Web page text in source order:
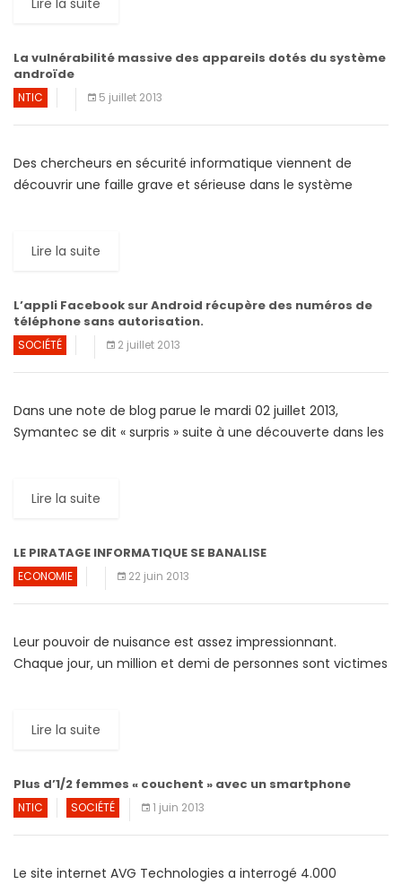
La vulnérabilité massive des appareils dotés du système
androïde
NTIC 5 juillet 2013
Des chercheurs en sécurité informatique viennent de
découvrir une faille grave et sérieuse dans le système
Lire la suite
L’appli Facebook sur Android récupère des numéros de
téléphone sans autorisation.
SOCIÉTÉ 2 juillet 2013
Dans une note de blog parue le mardi 02 juillet 2013,
Symantec se dit « surpris » suite à une découverte dans les
Lire la suite
LE PIRATAGE INFORMATIQUE SE BANALISE
ECONOMIE 22 juin 2013
Leur pouvoir de nuisance est assez impressionnant.
Chaque jour, un million et demi de personnes sont victimes
Lire la suite
Plus d’1/2 femmes « couchent » avec un smartphone
NTIC SOCIÉTÉ 1 juin 2013
Le site internet AVG Technologies a interrogé 4.000